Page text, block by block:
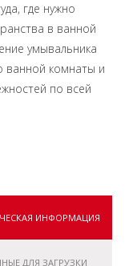
где нужно
в ванной
умывальника
ванной комнаты и
по всей
ИНФОРМАЦИЯ
ДЛЯ ЗАГРУЗКИ